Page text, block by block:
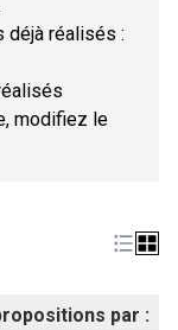
déjà réalisés :
modifiez le
par :